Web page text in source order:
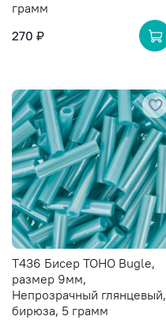
грамм
270 ₽
T436 Бисер TOHO Bugle,
размер 9мм,
Непрозрачный глянцевый,
бирюза, 5 грамм